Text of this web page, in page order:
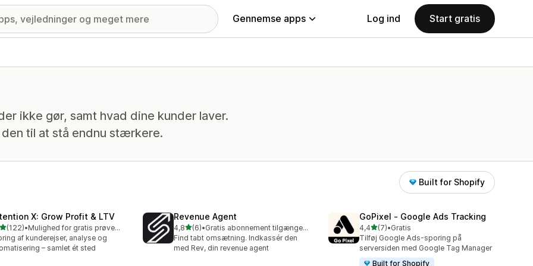
Gennemse apps Log ind Start gratis
ikke gør, samt hvad dine kunder laver.
til at stå endnu stærkere.
Built for Shopify
X: Grow Profit & LTV
af 5 stjerner
(122)
anmeldelser i alt
•
Mulighed for gratis prøveperiode
af kunderejser, analyse og
– samlet ét sted
Revenue Agent
4,8ud af 5 stjerner
(6)
6 anmeldelser i alt
•
Gratis abonnement tilgængeligt
Find tabt omsætning. Indkassér den
med Rev, din revenue agent
GoPixel ‑ Google Ads Tracking
4,4ud af 5 stjerner
(7)
7 anmeldelser i alt
•Gratis
Tilføj Google Ads-sporing på
serversiden med Google Tag Manager
Built for Shopify